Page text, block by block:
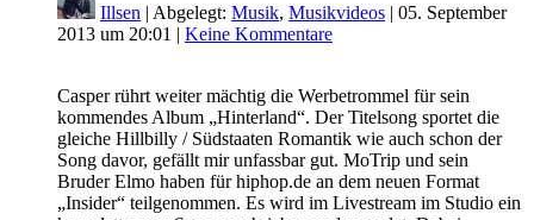
Illsen | Abgelegt: Musik, Musikvideos | 05. September
2013 um 20:01 | Keine Kommentare
Casper rührt weiter mächtig die Werbetrommel für sein
kommendes Album „Hinterland“. Der Titelsong sportet die
gleiche Hillbilly / Südstaaten Romantik wie auch schon der
Song davor, gefällt mir unfassbar gut. MoTrip und sein
Bruder Elmo haben für hiphop.de an dem neuen Format
„Insider“ teilgenommen. Es wird im Livestream im Studio ein